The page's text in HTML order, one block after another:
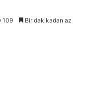
109 Bir dakikadan az